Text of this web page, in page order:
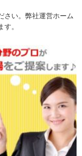
さい。弊社運営ホーム
。